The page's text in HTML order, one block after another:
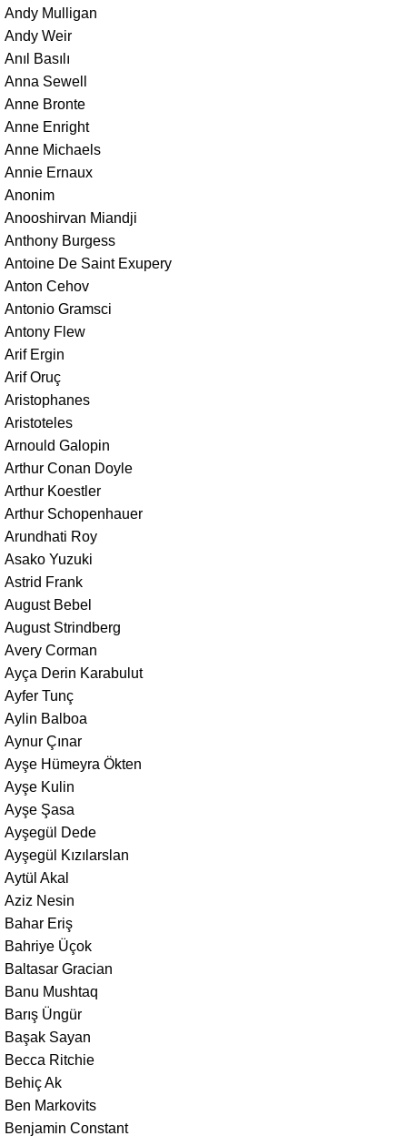
Andy Mulligan
Andy Weir
Anıl Basılı
Anna Sewell
Anne Bronte
Anne Enright
Anne Michaels
Annie Ernaux
Anonim
Anooshirvan Miandji
Anthony Burgess
Antoine De Saint Exupery
Anton Cehov
Antonio Gramsci
Antony Flew
Arif Ergin
Arif Oruç
Aristophanes
Aristoteles
Arnould Galopin
Arthur Conan Doyle
Arthur Koestler
Arthur Schopenhauer
Arundhati Roy
Asako Yuzuki
Astrid Frank
August Bebel
August Strindberg
Avery Corman
Ayça Derin Karabulut
Ayfer Tunç
Aylin Balboa
Aynur Çınar
Ayşe Hümeyra Ökten
Ayşe Kulin
Ayşe Şasa
Ayşegül Dede
Ayşegül Kızılarslan
Aytül Akal
Aziz Nesin
Bahar Eriş
Bahriye Üçok
Baltasar Gracian
Banu Mushtaq
Barış Üngür
Başak Sayan
Becca Ritchie
Behiç Ak
Ben Markovits
Benjamin Constant